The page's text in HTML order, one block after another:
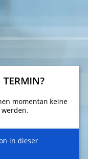
TERMIN?
momentan keine
in dieser